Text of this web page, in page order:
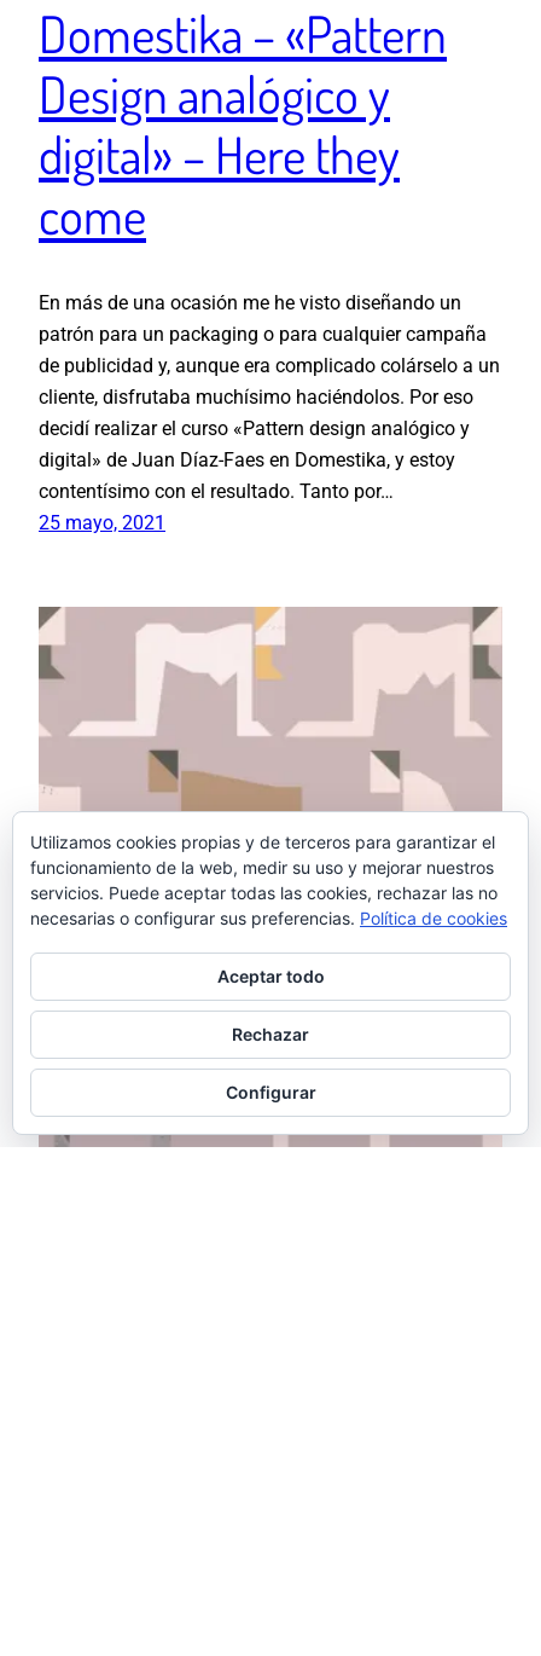
Domestika – «Pattern
Design analógico y
digital» – Here they
come
En más de una ocasión me he visto diseñando un
patrón para un packaging o para cualquier campaña
de publicidad y, aunque era complicado colárselo a un
cliente, disfrutaba muchísimo haciéndolos. Por eso
decidí realizar el curso «Pattern design analógico y
digital» de Juan Díaz-Faes en Domestika, y estoy
contentísimo con el resultado. Tanto por…
25 mayo, 2021
Utilizamos cookies propias y de terceros para garantizar el
funcionamiento de la web, medir su uso y mejorar nuestros
servicios. Puede aceptar todas las cookies, rechazar las no
necesarias o configurar sus preferencias. Política de cookies
Aceptar todo
Rechazar
Configurar